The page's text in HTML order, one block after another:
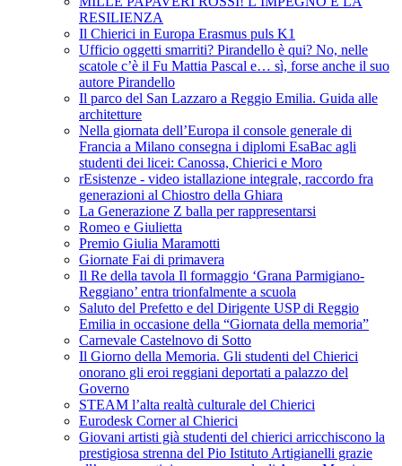
RESILIENZA
Il Chierici in Europa Erasmus puls K1
Ufficio oggetti smarriti? Pirandello è qui? No, nelle
scatole c’è il Fu Mattia Pascal e… sì, forse anche il suo
autore Pirandello
Il parco del San Lazzaro a Reggio Emilia. Guida alle
architetture
Nella giornata dell’Europa il console generale di
Francia a Milano consegna i diplomi EsaBac agli
studenti dei licei: Canossa, Chierici e Moro
rEsistenze - video istallazione integrale, raccordo fra
generazioni al Chiostro della Ghiara
La Generazione Z balla per rappresentarsi
Romeo e Giulietta
Premio Giulia Maramotti
Giornate Fai di primavera
Il Re della tavola Il formaggio ‘Grana Parmigiano-
Reggiano’ entra trionfalmente a scuola
Saluto del Prefetto e del Dirigente USP di Reggio
Emilia in occasione della “Giornata della memoria”
Carnevale Castelnovo di Sotto
Il Giorno della Memoria. Gli studenti del Chierici
onorano gli eroi reggiani deportati a palazzo del
Governo
STEAM l’alta realtà culturale del Chierici
Eurodesk Corner al Chierici
Giovani artisti già studenti del chierici arricchiscono la
prestigiosa strenna del Pio Istituto Artigianelli grazie